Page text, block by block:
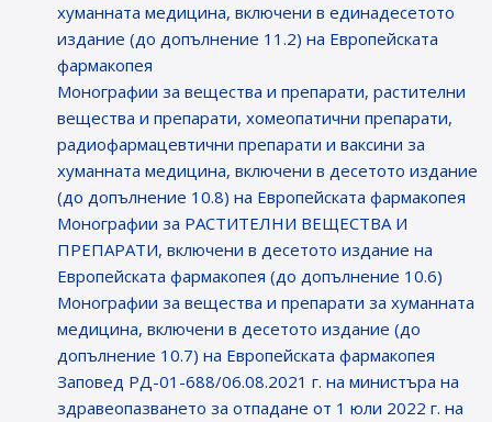
хуманната медицина, включени в единадесетото
издание (до допълнение 11.2) на Европейската
фармакопея
Монографии за вещества и препарати, растителни
вещества и препарати, хомеопатични препарати,
радиофармацевтични препарати и ваксини за
хуманната медицина, включени в десетото издание
(до допълнение 10.8) на Европейската фармакопея
Монографии за РАСТИТЕЛНИ ВЕЩЕСТВА И
ПРЕПАРАТИ, включени в десетото издание на
Европейската фармакопея (до допълнение 10.6)
Монографии за вещества и препарати за хуманната
медицина, включени в десетото издание (до
допълнение 10.7) на Европейската фармакопея
Заповед РД-01-688/06.08.2021 г. на министъра на
здравеопазването за отпадане от 1 юли 2022 г. на